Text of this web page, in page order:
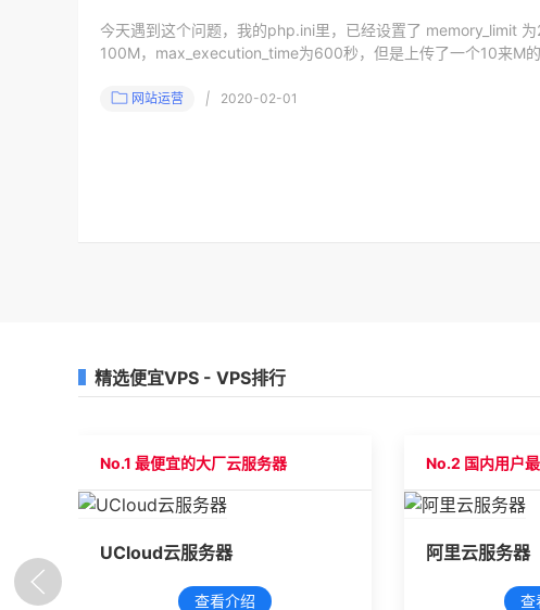
今天遇到这个问题，我的php.ini里，已经设置了 memory_limit
100M，max_execution_time为600秒，但是上传了一个10来M
网站运营 | 2020-02-01
精选便宜VPS - VPS排行
No.1 最便宜的大厂云服务器
UCloud云服务器
查看介绍
No.2 国内用户
阿里云服务器
查